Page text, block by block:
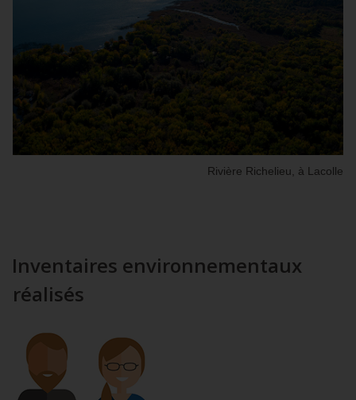
Rivière Richelieu, à Lacolle
Inventaires environnementaux
réalisés